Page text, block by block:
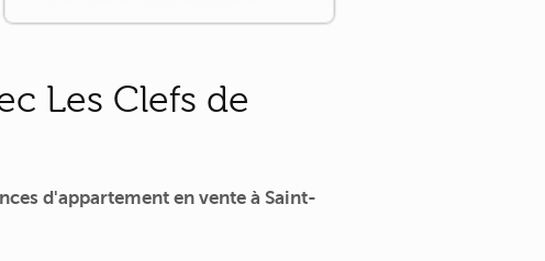
Les Clefs de
d'appartement en vente à Saint-